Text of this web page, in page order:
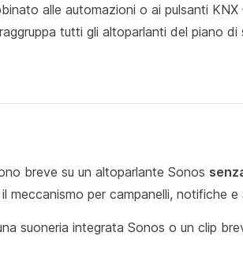
alle automazioni o ai pulsanti KNX
tutti gli altoparlanti del piano di
breve su un altoparlante Sonos
per campanelli, notifiche e
suoneria integrata Sonos o un clip